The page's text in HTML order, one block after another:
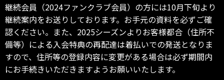
継続会員（2024ファンクラブ会員）の方には10月下旬より
継続案内をお送りしております。お手元の資料を必ずご確
認ください。また、2025シーズンよりお客様都合（住所不
備等）による入会特典の再配達は着払いでの発送となりま
すので、住所等の登録内容に変更がある場合は必ず期間内
にお手続きいただきますようお願いいたします。